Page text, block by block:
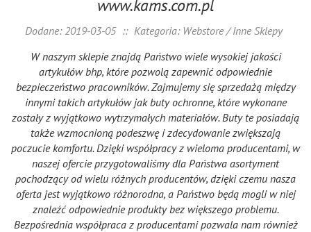
www.kams.com.pl
Dodane: 2019-03-05 :: Kategoria: Webstore / Inne Sklepy
W naszym sklepie znajdą Państwo wiele wysokiej jakości
artykułów bhp, które pozwolą zapewnić odpowiednie
bezpieczeństwo pracowników. Zajmujemy się sprzedażą między
innymi takich artykułów jak buty ochronne, które wykonane
zostały z wyjątkowo wytrzymałych materiałów. Buty te posiadają
także wzmocnioną podeszwę i zdecydowanie zwiększają
poczucie komfortu. Dzięki współpracy z wieloma producentami, w
naszej ofercie przygotowaliśmy dla Państwa asortyment
pochodzący od wielu różnych producentów, dzięki czemu nasza
oferta jest wyjątkowo różnorodna, a Państwo będą mogli w niej
znaleźć odpowiednie produkty bez większego problemu.
Bezpośrednia współpraca z producentami pozwala nam również